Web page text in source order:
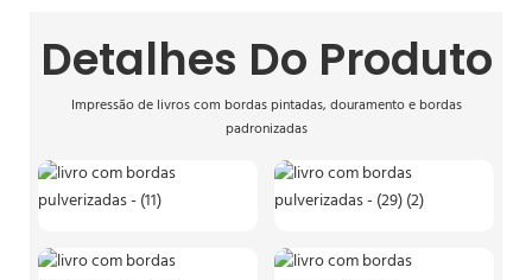
Detalhes Do Produto
Impressão de livros com bordas pintadas, douramento e bordas
padronizadas